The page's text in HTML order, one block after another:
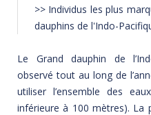
>> Individus les plus
dauphins de l'Indo-
Le Grand dauphin de
observé tout au long de
utiliser l’ensemble des
inférieure à 100 mètres). La